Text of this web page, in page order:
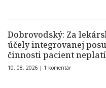
Dobrovodský: Za
účely integrovanej
činnosti pacient neplatí
10. 08. 2026 | 1 komentár